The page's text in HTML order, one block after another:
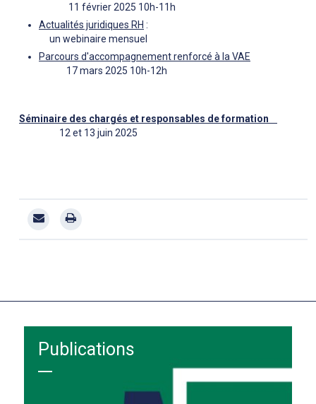
11 février 2025 10h-11h
Actualités juridiques RH :
un webinaire mensuel
Parcours d'accompagnement renforcé à la VAE
17 mars 2025 10h-12h
Séminaire des chargés et responsables de formation
12 et 13 juin 2025
Publications